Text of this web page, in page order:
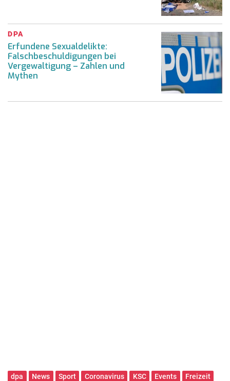
DPA
Erfundene Sexualdelikte:
Falschbeschuldigungen bei
Vergewaltigung – Zahlen und
Mythen
dpa News Sport Coronavirus KSC Events
Freizeit